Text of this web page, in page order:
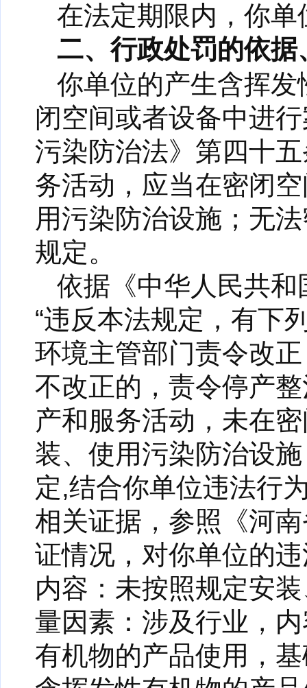
在法定期限内，你
二、行政处罚的依据
你单位的产生含挥
闭空间或者设备中进
污染防治法》第四十
务活动，应当在密闭
用污染防治设施；无
规定。
依据《中华人民共
“违反本法规定，有下
环境主管部门责令改
不改正的，责令停产
产和服务活动，未在
装、使用污染防治设
定,结合你单位违法行
相关证据，参照《河
证情况，对你单位的
内容：未按照规定安
量因素：涉及行业，
有机物的产品使用，